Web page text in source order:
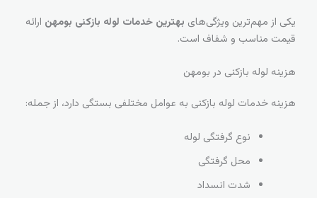
یکی از مهم‌ترین ویژگی‌های بهترین خدمات لوله بازکنی بومهن ارائه
قیمت مناسب و شفاف است.
هزینه لوله بازکنی در بومهن
هزینه خدمات لوله بازکنی به عوامل مختلفی بستگی دارد، از جمله:
نوع گرفتگی لوله
محل گرفتگی
شدت انسداد